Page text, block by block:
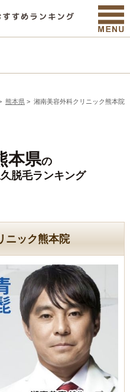
熊本県 > 湘南美容外科クリニック熊本院
本県の
脱毛ランキング
ニック熊本院